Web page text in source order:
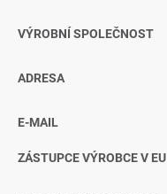
VÝROBNÍ SPOLEČNOST
ADRESA
E-MAIL
ZÁSTUPCE VÝROBCE V EU